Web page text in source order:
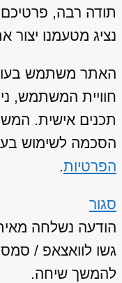
תודה רבה, פרטיכם
נציג מטעמנו
חוויית המשתמש,
תכנים אישית.
הסכמה לשימוש
הפרטיות.
סגור
הודעה נשלחה
גשו לוואצאפ / סמס
להמשך שיחה.